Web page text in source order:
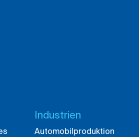
Industrien
Automobilproduktion